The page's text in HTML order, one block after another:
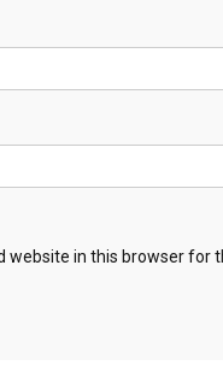
website in this browser for